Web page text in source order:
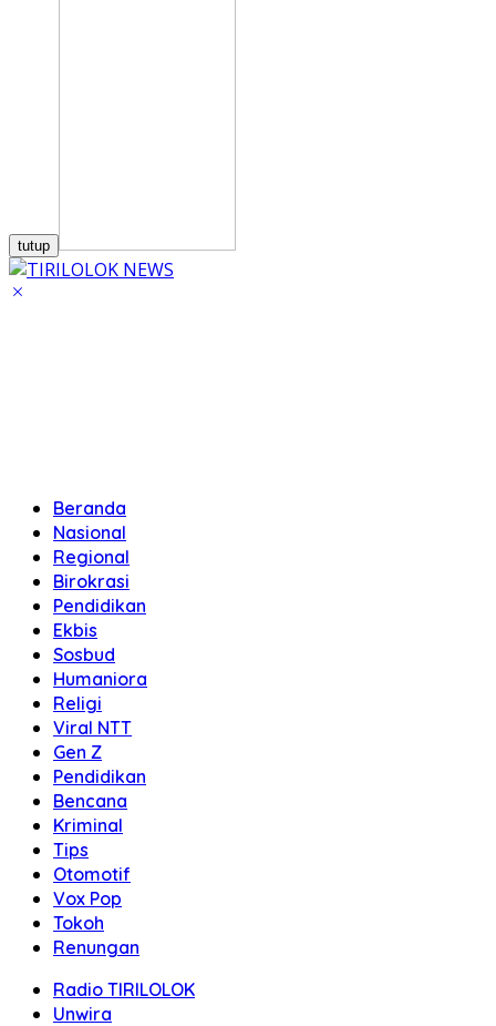
tutup
Beranda
Nasional
Regional
Birokrasi
Pendidikan
Ekbis
Sosbud
Humaniora
Religi
Viral NTT
Gen Z
Pendidikan
Bencana
Kriminal
Tips
Otomotif
Vox Pop
Tokoh
Renungan
Radio TIRILOLOK
Unwira